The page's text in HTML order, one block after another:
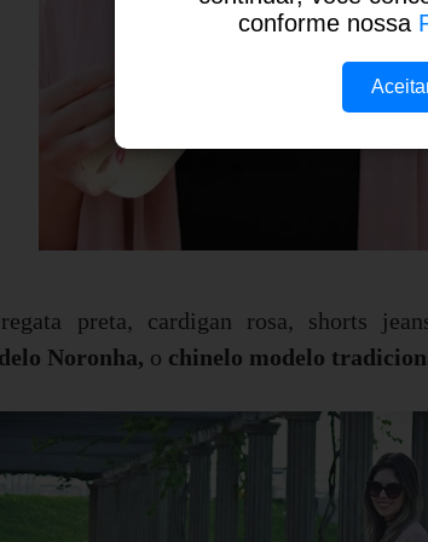
preta, cardigan rosa, shorts
Noronha, o chinelo modelo
conforme nossa